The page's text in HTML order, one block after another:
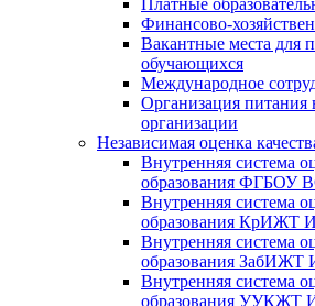
Платные
Финансово-
Вакантные места для
обучающихся
Международное
Организация питания
организации
Независимая оценка
Внутренняя система
образования ФГБОУ
Внутренняя система
образования КрИЖТ
Внутренняя система
образования
Внутренняя система
образования УУКЖТ